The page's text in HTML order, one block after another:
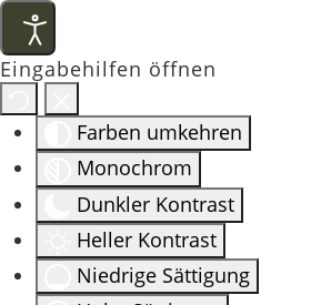
Eingabehilfen öffnen
Farben umkehren
Monochrom
Dunkler Kontrast
Heller Kontrast
Niedrige Sättigung